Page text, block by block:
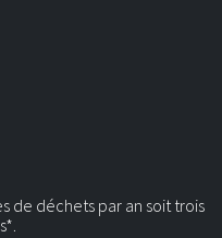
de déchets par an soit trois